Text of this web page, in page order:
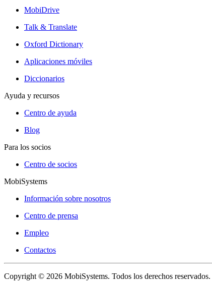
MobiDrive
Talk & Translate
Oxford Dictionary
Aplicaciones móviles
Diccionarios
Ayuda y recursos
Centro de ayuda
Blog
Para los socios
Centro de socios
MobiSystems
Información sobre nosotros
Centro de prensa
Empleo
Contactos
Copyright © 2026 MobiSystems. Todos los derechos reservados.